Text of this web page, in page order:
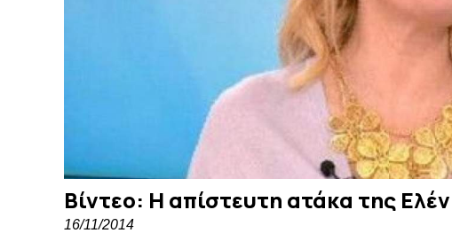
Βίντεο: Η απίστευτη ατάκα της
16/11/2014